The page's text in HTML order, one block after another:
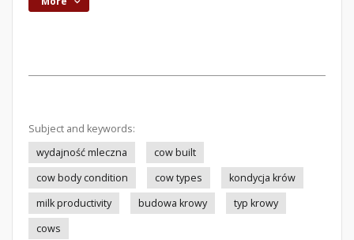
Subject and keywords:
wydajność mleczna
cow built
cow body condition
cow types
kondycja krów
milk productivity
budowa krowy
typ krowy
cows